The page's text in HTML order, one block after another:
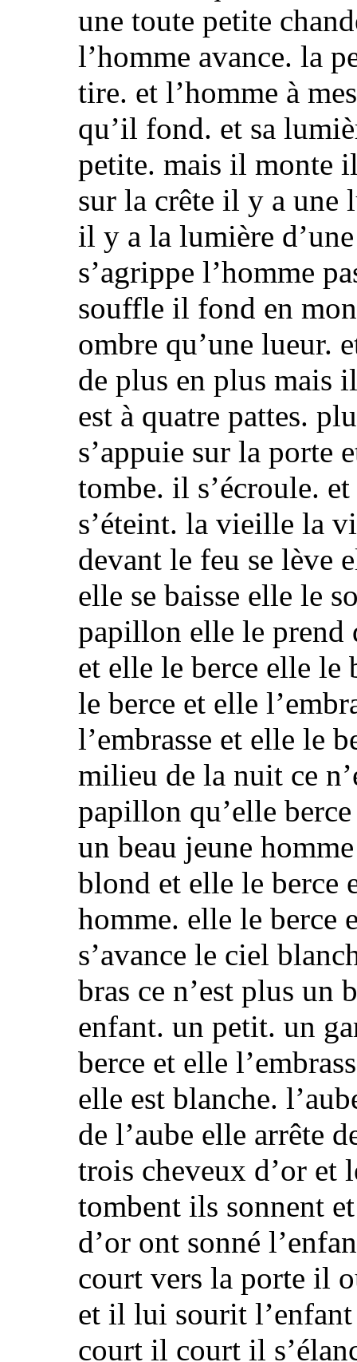
une toute petite
l’homme avance. la
tire. et l’homme à
qu’il fond. et sa
petite. mais il monte
sur la crête il y a une
il y a la lumière
s’agrippe l’homme
souffle il fond en
ombre qu’une lueur.
de plus en plus mais
est à quatre pattes.
s’appuie sur la porte
tombe. il s’écroule.
s’éteint. la vieille la
devant le feu se lève
elle se baisse elle le
papillon elle le prend
et elle le berce elle le
le berce et elle
l’embrasse et elle le
milieu de la nuit ce
papillon qu’elle
un beau jeune
blond et elle le berce
homme. elle le berce
s’avance le ciel
bras ce n’est plus un
enfant. un petit. un
berce et elle
elle est blanche.
de l’aube elle arrête
trois cheveux d’or et
tombent ils sonnent
d’or ont sonné
court vers la porte il
et il lui sourit
court il court il